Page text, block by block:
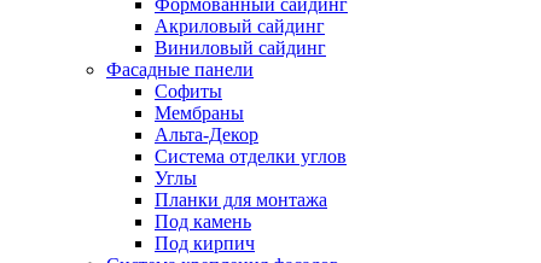
Формованный сайдинг
Акриловый сайдинг
Виниловый сайдинг
Фасадные панели
Софиты
Мембраны
Альта-Декор
Система отделки углов
Углы
Планки для монтажа
Под камень
Под кирпич